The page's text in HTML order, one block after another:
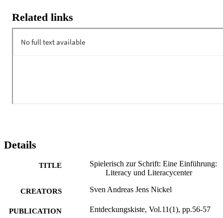
Related links
Details
TITLE
Spielerisch zur Schrift: Eine Einführung:
Literacy und Literacycenter
CREATORS Sven Andreas Jens Nickel
PUBLICATION
Entdeckungskiste, Vol.11(1), pp.56-57